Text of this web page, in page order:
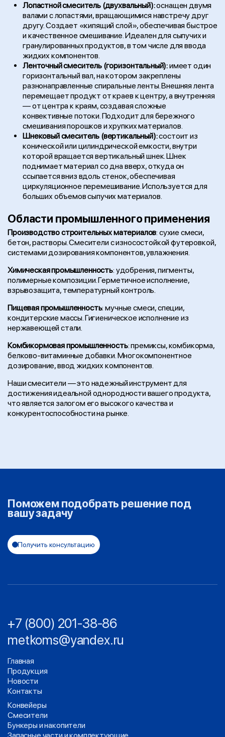
Лопастной смеситель (двухвальный):оснащен двумя
валами с лопастями, вращающимися навстречу друг
другу. Создает «кипящий слой», обеспечивая быстрое
и качественное смешивание. Идеален для сыпучих и
гранулированных продуктов, в том числе для ввода
жидких компонентов.
Ленточный смеситель (горизонтальный):имеет один
горизонтальный вал, на котором закреплены
разнонаправленные спиральные ленты. Внешняя лента
перемещает продукт от краев к центру, а внутренняя
— от центра к краям, создавая сложные
конвективные потоки. Подходит для бережного
смешивания порошков и хрупких материалов.
Шнековый смеситель (вертикальный):состоит из
конической или цилиндрической емкости, внутри
которой вращается вертикальный шнек. Шнек
поднимает материал со дна вверх, откуда он
ссыпается вниз вдоль стенок, обеспечивая
циркуляционное перемешивание. Используется для
больших объемов сыпучих материалов.
Области промышленного применения
Производство строительных материалов: сухие смеси,
бетон, растворы. Смесители с износостойкой футеровкой,
системами дозирования компонентов, увлажнения.
Химическая промышленность: удобрения, пигменты,
полимерные композиции. Герметичное исполнение,
взрывозащита, температурный контроль.
Пищевая промышленность: мучные смеси, специи,
кондитерские массы. Гигиеническое исполнение из
нержавеющей стали.
Комбикормовая промышленность: премиксы, комбикорма,
белково-витаминные добавки. Многокомпонентное
дозирование, ввод жидких компонентов.
Наши смесители — это надежный инструмент для
достижения идеальной однородности вашего продукта,
что является залогом его высокого качества и
конкурентоспособности на рынке.
Поможем подобрать решение под
вашу задачу
Получить консультацию
+7 (800) 201-38-86
metkoms@yandex.ru
Главная
Продукция
Новости
Контакты
Конвейеры
Смесители
Бункеры и накопители